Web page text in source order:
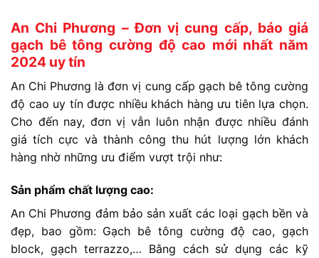
An Chi Phương – Đơn vị cung cấp, báo giá
gạch bê tông cường độ cao mới nhất năm
2024 uy tín
An Chi Phương là đơn vị cung cấp gạch bê tông cường
độ cao uy tín được nhiều khách hàng ưu tiên lựa chọn.
Cho đến nay, đơn vị vẫn luôn nhận được nhiều đánh
giá tích cực và thành công thu hút lượng lớn khách
hàng nhờ những ưu điểm vượt trội như:
Sản phẩm chất lượng cao:
An Chi Phương đảm bảo sản xuất các loại gạch bền và
đẹp, bao gồm: Gạch bê tông cường độ cao, gạch
block, gạch terrazzo,… Bằng cách sử dụng các kỹ